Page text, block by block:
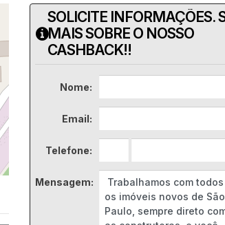
SOLICITE INFORMAÇÕES.
MAIS SOBRE O NOSSO
CASHBACK!!
Nome:
Email:
Telefone:
Mensagem: